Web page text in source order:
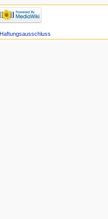
Haftungsausschluss